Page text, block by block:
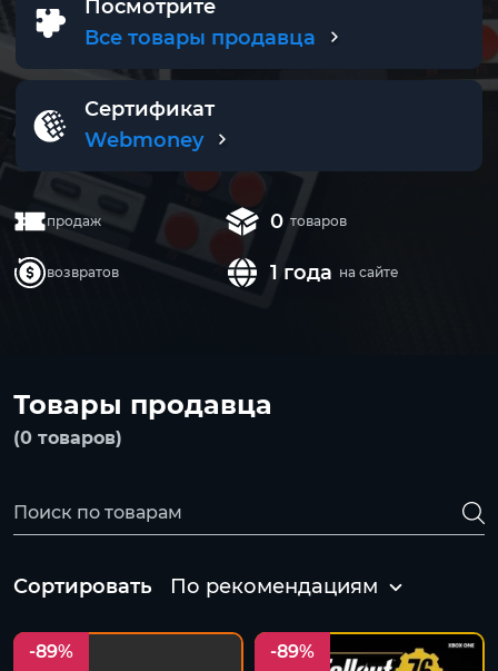
Посмотрите
Все товары продавца
Сертификат
Webmoney
продаж 0 товаров
возвратов 1 года на сайте
Товары продавца
(0 товаров)
Сортировать По рекомендациям
-89% -89%